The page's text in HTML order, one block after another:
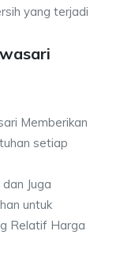
yang terjadi
Memberikan
setiap
Juga
untuk
Relatif Harga